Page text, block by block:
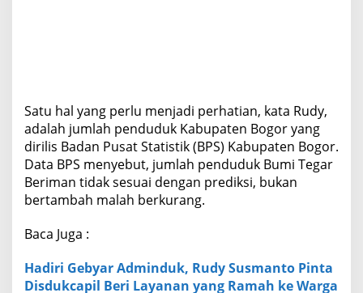
Satu hal yang perlu menjadi perhatian, kata Rudy,
adalah jumlah penduduk Kabupaten Bogor yang
dirilis Badan Pusat Statistik (BPS) Kabupaten Bogor.
Data BPS menyebut, jumlah penduduk Bumi Tegar
Beriman tidak sesuai dengan prediksi, bukan
bertambah malah berkurang.
Baca Juga :
Hadiri Gebyar Adminduk, Rudy Susmanto Pinta
Disdukcapil Beri Layanan yang Ramah ke Warga